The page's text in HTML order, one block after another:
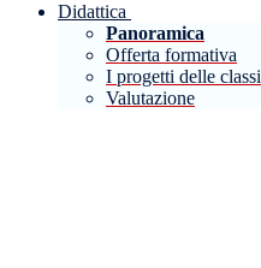
Didattica
Panoramica
Offerta formativa
I progetti delle classi
Valutazione